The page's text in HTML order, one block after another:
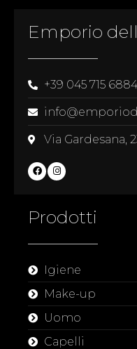
Emporio
+39 045 715 6884
Via Gardesana,
Prodotti
Igiene
Make-up
Uomo
Capelli